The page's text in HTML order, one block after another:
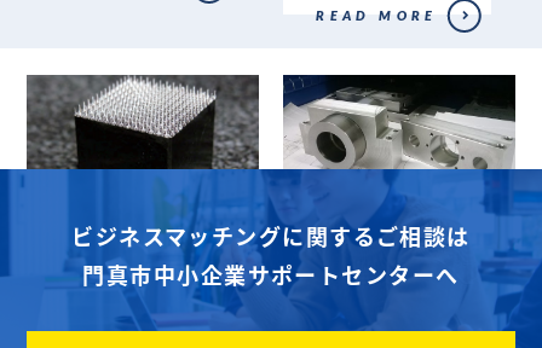
READ MORE
有限会社間嶋製作
SKD11など焼入れ材、
難削材の精密加工なら
当社へ
ウエストテクノ
応が困難な小ロット対
ビジネスマッチングに関するご相談は
門真市中小企業サポートセンターへ